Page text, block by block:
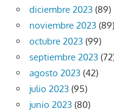
diciembre 2023 (89)
noviembre 2023 (89)
octubre 2023 (99)
septiembre 2023
agosto 2023 (42)
julio 2023 (95)
junio 2023 (80)